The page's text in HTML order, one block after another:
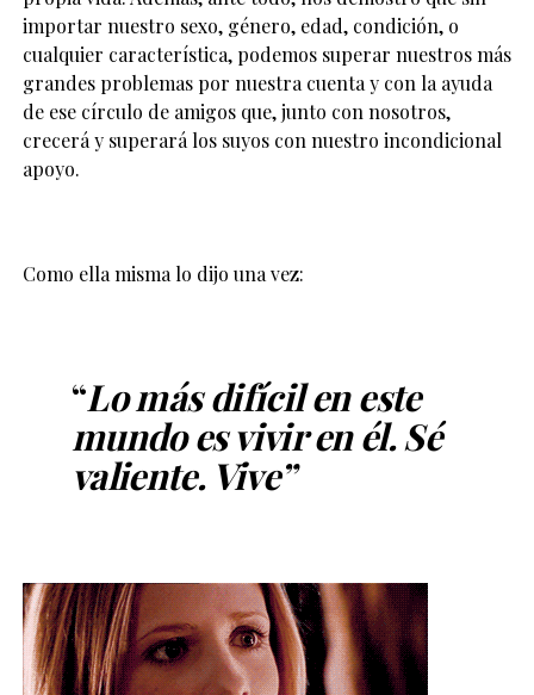
importar nuestro sexo, género, edad, condición, o
cualquier característica, podemos superar nuestros más
grandes problemas por nuestra cuenta y con la ayuda
de ese círculo de amigos que, junto con nosotros,
crecerá y superará los suyos con nuestro incondicional
apoyo.
Como ella misma lo dijo una vez:
“Lo más difícil en este
mundo es vivir en él. Sé
valiente. Vive”